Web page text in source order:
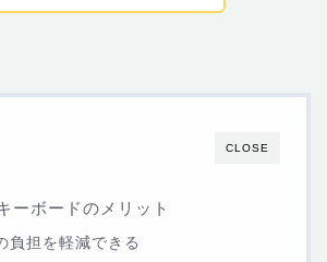
CLOSE
ーボードのメリット
負担を軽減できる